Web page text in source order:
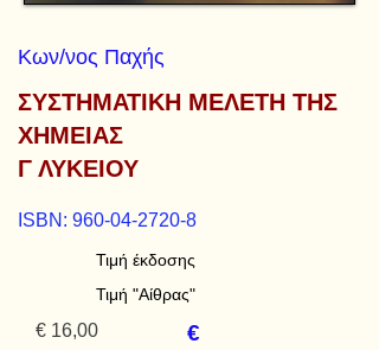
Κων/νος Παχής
ΣΥΣΤΗΜΑΤΙΚΗ ΜΕΛΕΤΗ ΤΗΣ
ΧΗΜΕΙΑΣ
Γ ΛΥΚΕΙΟΥ
ISBN: 960-04-2720-8
Τιμή έκδοσης
Τιμή "Αίθρας"
€ 16,00
€